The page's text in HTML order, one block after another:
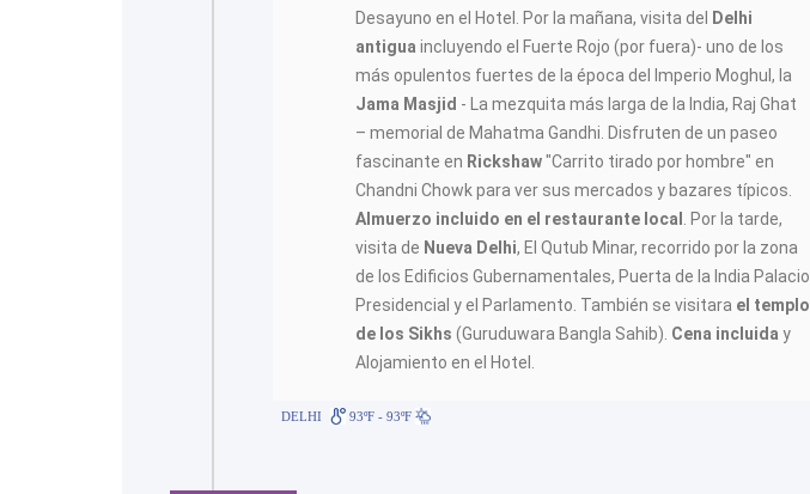
Desayuno en el Hotel. Por la mañana, visita del
Delhi
antigua incluyendo el Fuerte Rojo (por fuera)- uno de los
más opulentos fuertes de la época del Imperio Moghul, la
Jama Masjid - La mezquita más larga de la India, Raj Ghat
– memorial de Mahatma Gandhi. Disfruten de un paseo
fascinante en Rickshaw"Carrito tirado por hombre" en
Chandni Chowk para ver sus mercados y bazares típicos.
Almuerzo incluido en el restaurante local
. Por la tarde,
visita de Nueva Delhi, El Qutub Minar, recorrido por la zona
de los Edificios Gubernamentales, Puerta de la India Palacio
Presidencial y el Parlamento. También se visitara el templo
de los Sikhs (Guruduwara Bangla Sahib). Cena incluiday
Alojamiento en el Hotel.
DELHI 93ºF - 93ºF